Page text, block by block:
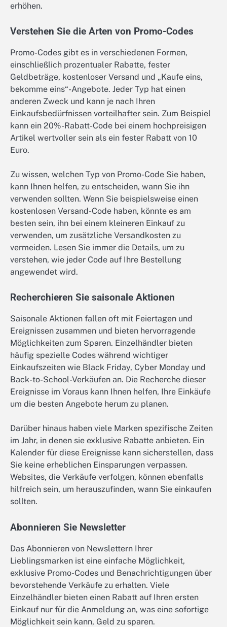
erhöhen.
Verstehen Sie die Arten von Promo-Codes
Promo-Codes gibt es in verschiedenen Formen,
einschließlich prozentualer Rabatte, fester
Geldbeträge, kostenloser Versand und „Kaufe eins,
bekomme eins“-Angebote. Jeder Typ hat einen
anderen Zweck und kann je nach Ihren
Einkaufsbedürfnissen vorteilhafter sein. Zum Beispiel
kann ein 20%-Rabatt-Code bei einem hochpreisigen
Artikel wertvoller sein als ein fester Rabatt von 10
Euro.
Zu wissen, welchen Typ von Promo-Code Sie haben,
kann Ihnen helfen, zu entscheiden, wann Sie ihn
verwenden sollten. Wenn Sie beispielsweise einen
kostenlosen Versand-Code haben, könnte es am
besten sein, ihn bei einem kleineren Einkauf zu
verwenden, um zusätzliche Versandkosten zu
vermeiden. Lesen Sie immer die Details, um zu
verstehen, wie jeder Code auf Ihre Bestellung
angewendet wird.
Recherchieren Sie saisonale Aktionen
Saisonale Aktionen fallen oft mit Feiertagen und
Ereignissen zusammen und bieten hervorragende
Möglichkeiten zum Sparen. Einzelhändler bieten
häufig spezielle Codes während wichtiger
Einkaufszeiten wie Black Friday, Cyber Monday und
Back-to-School-Verkäufen an. Die Recherche dieser
Ereignisse im Voraus kann Ihnen helfen, Ihre Einkäufe
um die besten Angebote herum zu planen.
Darüber hinaus haben viele Marken spezifische Zeiten
im Jahr, in denen sie exklusive Rabatte anbieten. Ein
Kalender für diese Ereignisse kann sicherstellen, dass
Sie keine erheblichen Einsparungen verpassen.
Websites, die Verkäufe verfolgen, können ebenfalls
hilfreich sein, um herauszufinden, wann Sie einkaufen
sollten.
Abonnieren Sie Newsletter
Das Abonnieren von Newslettern Ihrer
Lieblingsmarken ist eine einfache Möglichkeit,
exklusive Promo-Codes und Benachrichtigungen über
bevorstehende Verkäufe zu erhalten. Viele
Einzelhändler bieten einen Rabatt auf Ihren ersten
Einkauf nur für die Anmeldung an, was eine sofortige
Möglichkeit sein kann, Geld zu sparen.